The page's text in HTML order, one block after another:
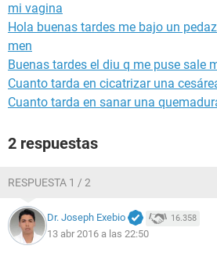
mi vagina
Hola buenas tardes me bajo un
men
Buenas tardes el diu q me puse sale
Cuanto tarda en cicatrizar una
Cuanto tarda en sanar una
2 respuestas
RESPUESTA 1 / 2
Dr. Joseph Exebio 16.358
13 abr 2016 a las 22:50